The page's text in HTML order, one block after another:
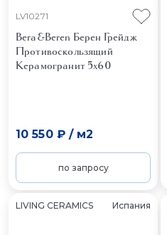
LV10271
Bera&Beren Берен Грейдж
Противоскользящий
Керамогранит 5x60
10 550 ₽/ м2
по запросу
LIVING CERAMICS Испания